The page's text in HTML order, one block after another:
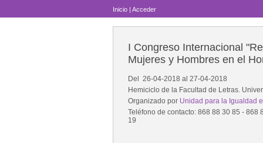
Inicio | Acceder
I Congreso Internacional
Mujeres y Hombres en el
Del 26-04-2018 al 27-04-2018
Hemiciclo de la Facultad de Letras.
Organizado por Unidad para la Igualdad
Teléfono de contacto: 868 88 30 85 - 868
19